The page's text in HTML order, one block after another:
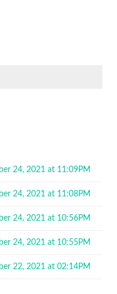
24, 2021 at 11:09PM
24, 2021 at 11:08PM
24, 2021 at 10:56PM
24, 2021 at 10:55PM
22, 2021 at 02:14PM